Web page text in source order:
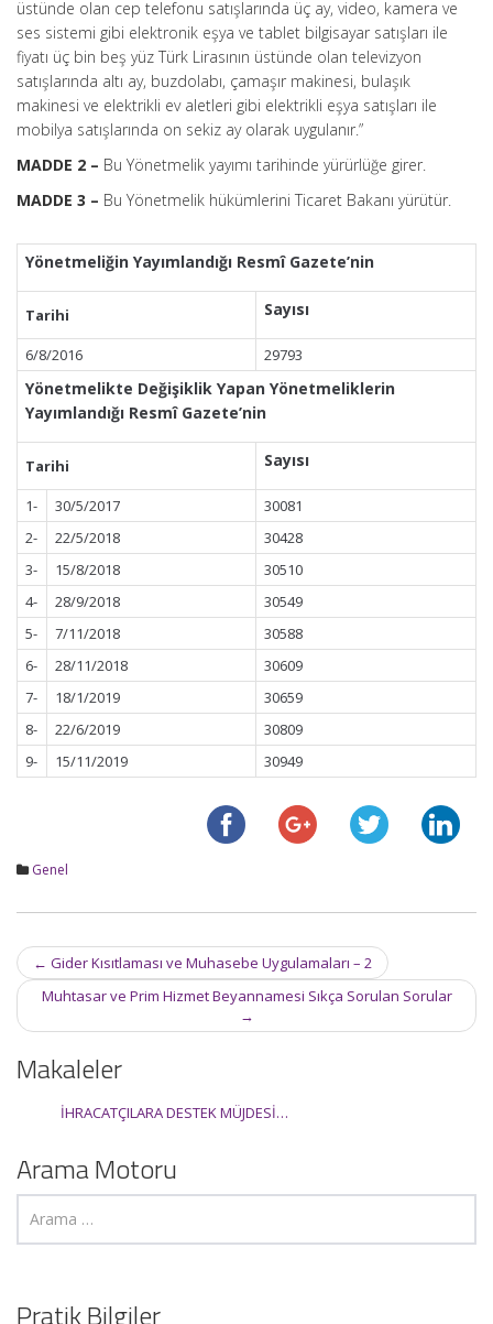
üstünde olan cep telefonu satışlarında üç ay, video, kamera ve
ses sistemi gibi elektronik eşya ve tablet bilgisayar satışları ile
fiyatı üç bin beş yüz Türk Lirasının üstünde olan televizyon
satışlarında altı ay, buzdolabı, çamaşır makinesi, bulaşık
makinesi ve elektrikli ev aletleri gibi elektrikli eşya satışları ile
mobilya satışlarında on sekiz ay olarak uygulanır.”
MADDE 2 – Bu Yönetmelik yayımı tarihinde yürürlüğe girer.
MADDE 3 – Bu Yönetmelik hükümlerini Ticaret Bakanı yürütür.
Yönetmeliğin Yayımlandığı Resmî Gazete’nin
Tarihi Sayısı
6/8/2016 29793
Yönetmelikte Değişiklik Yapan Yönetmeliklerin
Yayımlandığı Resmî Gazete’nin
Tarihi Sayısı
1- 30/5/2017
30081
2-
22/5/2018
30428
3-
15/8/2018
30510
4-
28/9/2018
30549
5-
7/11/2018
30588
6-
28/11/2018
30609
7-
18/1/2019
30659
8-
22/6/2019
30809
9-
15/11/2019 30949
Genel
Post
navigation
← Gider Kısıtlaması ve Muhasebe Uygulamaları – 2
Muhtasar ve Prim Hizmet Beyannamesi Sıkça Sorulan Sorular
→
Makaleler
İHRACATÇILARA DESTEK MÜJDESİ…
Arama Motoru
Pratik Bilgiler